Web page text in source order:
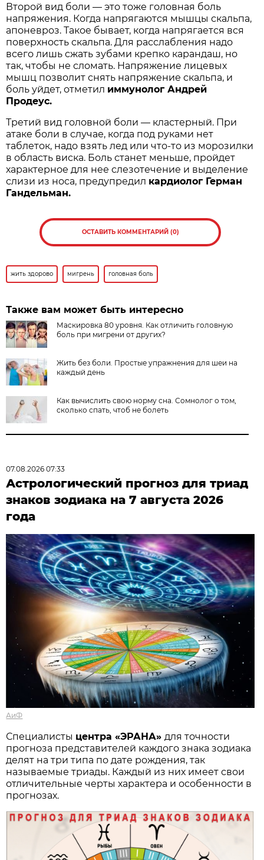
Второй вид боли — это тоже головная боль
напряжения. Когда напрягаются мышцы скальпа,
апоневроз. Такое бывает, когда напрягается вся
поверхность скальпа. Для расслабления надо
всего лишь сжать зубами крепко карандаш, но
так, чтобы не сломать. Напряжение лицевых
мышц позволит снять напряжение скальпа, и
боль уйдет, отметил иммунолог Андрей
Продеус.
Третий вид головной боли — кластерный. При
атаке боли в случае, когда под руками нет
таблеток, надо взять лед или что-то из морозилки
в область виска. Боль станет меньше, пройдет
характерное для нее слезотечение и выделение
слизи из носа, предупредил кардиолог Герман
Гандельман.
ОСТАВИТЬ КОММЕНТАРИЙ (0)
жить здорово мигрень головная боль
Также вам может быть интересно
Маскировка 80 уровня. Как отличить головную
боль при мигрени от других?
Жить без боли. Простые упражнения для шеи на
каждый день
Как вычислить свою норму сна. Сомнолог о том,
сколько спать, чтоб не болеть
07.08.2026 07:33
Астрологический прогноз для триад
знаков зодиака на 7 августа 2026
года
АиФ
Специалисты центра «ЭРАНА»для точности
прогноза представителей каждого знака зодиака
делят на три типа по дате рождения, так
называемые триады. Каждый из них имеет свои
отличительные черты характера и особенности в
прогнозах.